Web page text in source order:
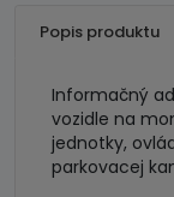
Popis produktu
Informačný
vozidle na
jednotky,
parkovacej